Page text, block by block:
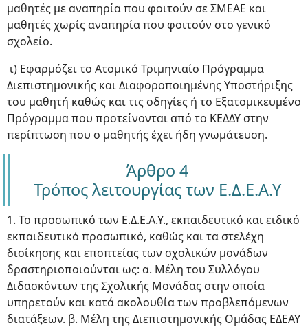
μαθητές με αναπηρία που φοιτούν σε ΣΜΕΑΕ και
μαθητές χωρίς αναπηρία που φοιτούν στο γενικό
σχολείο.
ι) Εφαρμόζει το Ατομικό Τριμηνιαίο Πρόγραμμα
Διεπιστημονικής και Διαφοροποιημένης Υποστήριξης
του μαθητή καθώς και τις οδηγίες ή το Εξατομικευμένο
Πρόγραμμα που προτείνονται από το ΚΕΔΔΥ στην
περίπτωση που ο μαθητής έχει ήδη γνωμάτευση.
Άρθρο 4
Τρόπος λειτουργίας των Ε.Δ.Ε.Α.Υ
1. Το προσωπικό των Ε.Δ.Ε.Α.Υ., εκπαιδευτικό και ειδικό
εκπαιδευτικό προσωπικό, καθώς και τα στελέχη
διοίκησης και εποπτείας των σχολικών μονάδων
δραστηριοποιούνται ως: α. Μέλη του Συλλόγου
Διδασκόντων της Σχολικής Μονάδας στην οποία
υπηρετούν και κατά ακολουθία των προβλεπόμενων
διατάξεων. β. Μέλη της Διεπιστημονικής Ομάδας ΕΔΕΑΥ